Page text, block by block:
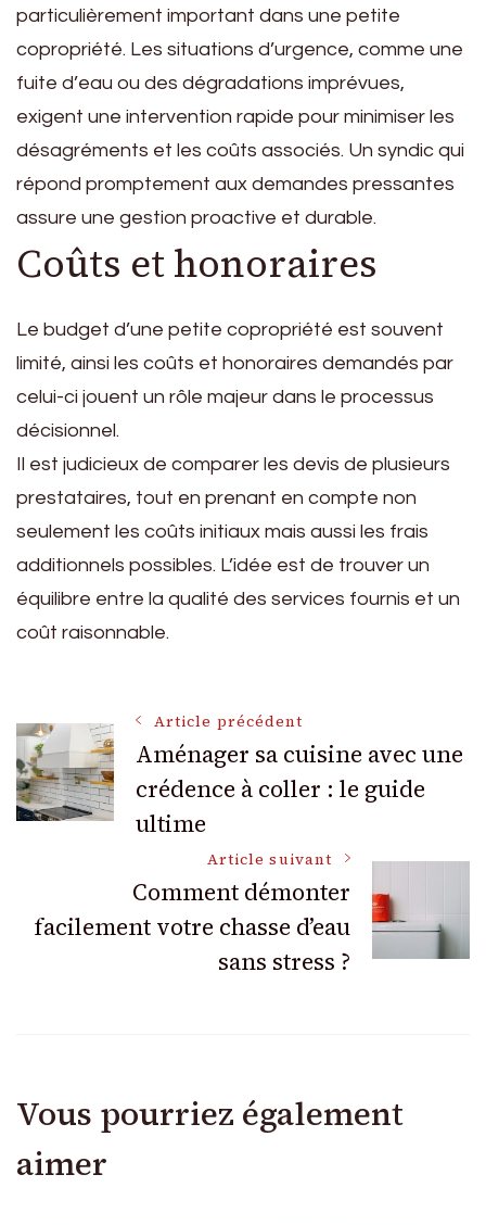
particulièrement important dans une petite
copropriété. Les situations d’urgence, comme une
fuite d’eau ou des dégradations imprévues,
exigent une intervention rapide pour minimiser les
désagréments et les coûts associés. Un syndic qui
répond promptement aux demandes pressantes
assure une gestion proactive et durable.
Coûts et honoraires
Le budget d’une petite copropriété est souvent
limité, ainsi les coûts et honoraires demandés par
celui-ci jouent un rôle majeur dans le processus
décisionnel.
Il est judicieux de comparer les devis de plusieurs
prestataires, tout en prenant en compte non
seulement les coûts initiaux mais aussi les frais
additionnels possibles. L’idée est de trouver un
équilibre entre la qualité des services fournis et un
coût raisonnable.
Navigation
des
articles
Article précédent
Aménager sa cuisine avec une
crédence à coller : le guide
ultime
Article suivant
Comment démonter
facilement votre chasse d’eau
sans stress ?
Vous pourriez également
aimer